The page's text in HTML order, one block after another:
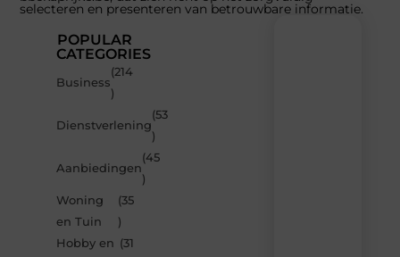
selecteren en presenteren van betrouwbare informatie.
POPULAR
CATEGORIES
Business
(214
)
Dienstverlening
(53
)
Aanbiedingen
(45
)
Woning
en Tuin
(35
)
Hobby en (31